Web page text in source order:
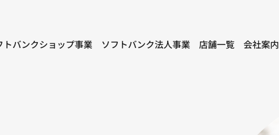
トバンクショップ事業 ソフトバンク法人事業 店舗一覧 会社案内